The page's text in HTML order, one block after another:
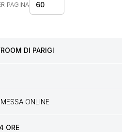
PAGINA 60
DI PARIGI
ONLINE
ORE